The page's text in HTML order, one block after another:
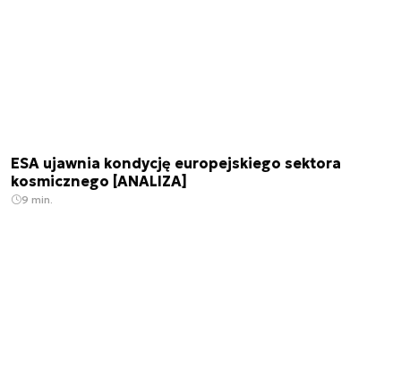
ESA ujawnia kondycję europejskiego sektora
kosmicznego [ANALIZA]
9 min.